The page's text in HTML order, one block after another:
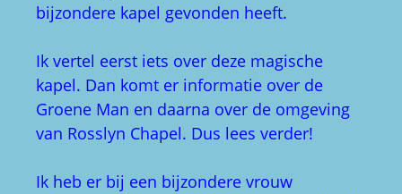
bijzondere kapel gevonden heeft.
Ik vertel eerst iets over deze magische
kapel. Dan komt er informatie over de
Groene Man en daarna over de omgeving
van Rosslyn Chapel. Dus lees verder!
Ik heb er bij een bijzondere vrouw